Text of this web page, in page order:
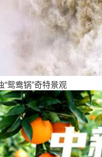
鸳鸯锅”奇特景观